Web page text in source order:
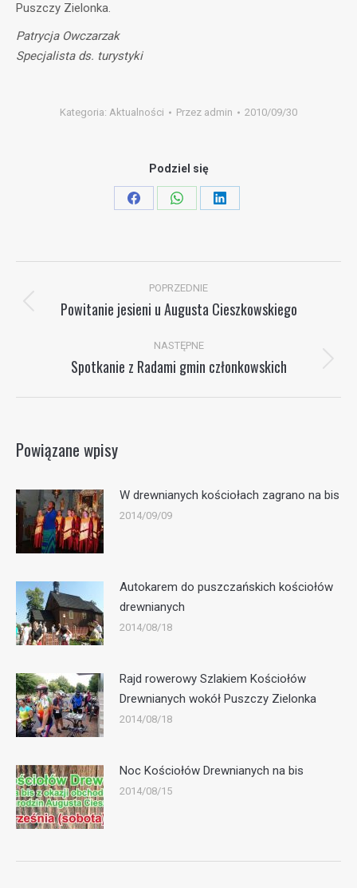
Puszczy Zielonka.
Patrycja Owczarzak
Specjalista ds. turystyki
Kategoria: Aktualności Przez admin 2010/09/30
Podziel się
Share
Share
Share
wpisów
POPRZEDNIE
Poprzedni
Powitanie jesieni u Augusta Cieszkowskiego
NASTĘPNE
Następny
Spotkanie z Radami gmin członkowskich
Powiązane wpisy
W drewnianych kościołach zagrano na bis
2014/09/09
Autokarem do puszczańskich kościołów
drewnianych
2014/08/18
Rajd rowerowy Szlakiem Kościołów
Drewnianych wokół Puszczy Zielonka
2014/08/18
Noc Kościołów Drewnianych na bis
2014/08/15